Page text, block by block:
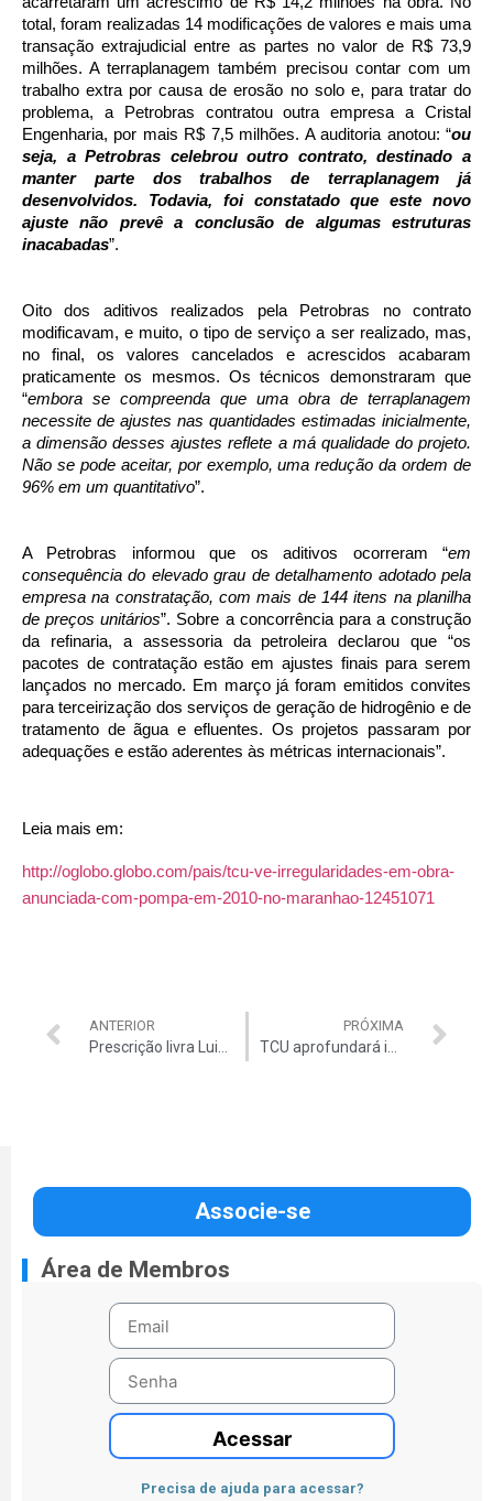
total, foram realizadas 14 modificações de valores e mais uma
transação extrajudicial entre as partes no valor de R$ 73,9
milhões. A terraplanagem também precisou contar com um
trabalho extra por causa de erosão no solo e, para tratar do
problema, a Petrobras contratou outra empresa a Cristal
Engenharia, por mais R$ 7,5 milhões. A auditoria anotou: “ou
seja, a Petrobras celebrou outro contrato, destinado a
manter parte dos trabalhos de terraplanagem já
desenvolvidos. Todavia, foi constatado que este novo
ajuste não prevê a conclusão de algumas estruturas
inacabadas”.
Oito dos aditivos realizados pela Petrobras no contrato
modificavam, e muito, o tipo de serviço a ser realizado, mas,
no final, os valores cancelados e acrescidos acabaram
praticamente os mesmos. Os técnicos demonstraram que
“embora se compreenda que uma obra de terraplanagem
necessite de ajustes nas quantidades estimadas inicialmente,
a dimensão desses ajustes reflete a má qualidade do projeto.
Não se pode aceitar, por exemplo, uma redução da ordem de
96% em um quantitativo”.
A Petrobras informou que os aditivos ocorreram “em
consequência do elevado grau de detalhamento adotado pela
empresa na constratação, com mais de 144 itens na planilha
de preços unitários”. Sobre a concorrência para a construção
da refinaria, a assessoria da petroleira declarou que “os
pacotes de contratação estão em ajustes finais para serem
lançados no mercado. Em março já foram emitidos convites
para terceirização dos serviços de geração de hidrogênio e de
tratamento de ãgua e efluentes. Os projetos passaram por
adequações e estão aderentes às métricas internacionais”.
Leia mais em:
http://oglobo.globo.com/pais/tcu-ve-irregularidades-em-obra-
anunciada-com-pompa-em-2010-no-maranhao-12451071
ANTERIOR PRÓXIMA
Associe-se
Área de Membros
Acessar
Precisa de ajuda para acessar?